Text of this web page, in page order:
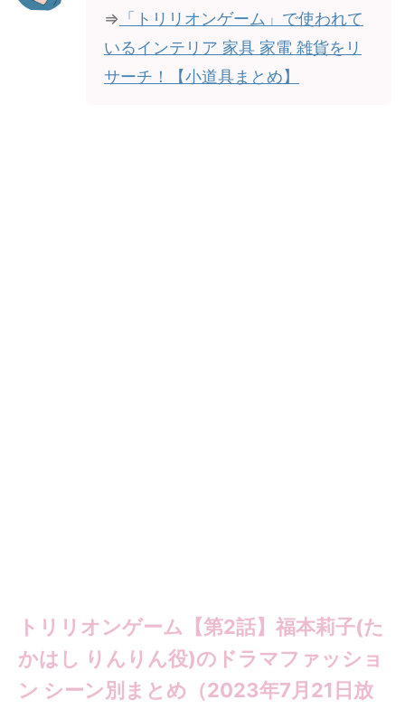
⇒ 「トリリオンゲーム」で使われて
いるインテリア 家具 家電 雑貨をリ
サーチ！【小道具まとめ】
トリリオンゲーム【第2話】福本莉子(た
かはし りんりん役)のドラマファッショ
ン シーン別まとめ（2023年7月21日放